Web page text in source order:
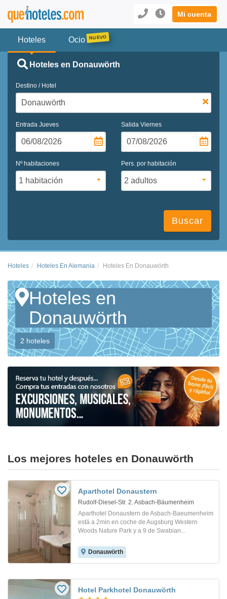
Mi cuenta
Hoteles Ocio
Hoteles en Donauwörth
Destino / Hotel
Entrada Jueves Salida Viernes
Nº habitaciones Pers. por habitación
Buscar
Hoteles Hoteles En Alemania Hoteles En Donauwörth
Hoteles en
Donauwörth
2 hoteles
Los mejores hoteles en Donauwörth
Aparthotel Donaustern
Rudolf-Diesel-Str. 2. Asbach-Bäumenheim
Aparthotel Donaustern de Asbach-Baeumenheim
está a 2min en coche de Augsburg Western
Woods Nature Park y a 9 de Swabian...
Donauwörth
Hotel Parkhotel Donauwörth